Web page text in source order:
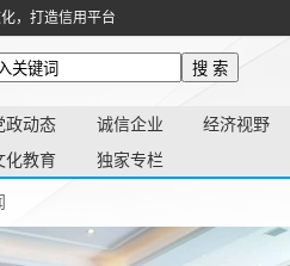
，打造信用平台
搜 索
政动态 诚信企业 经济视野
化教育 独家专栏